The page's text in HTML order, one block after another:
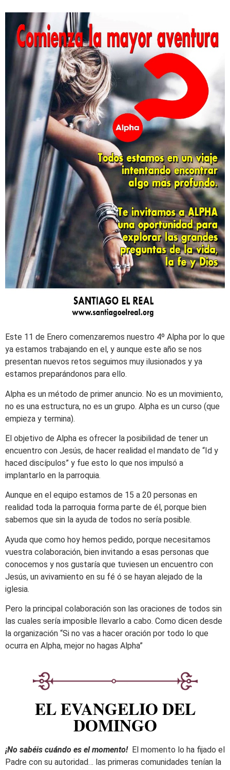
Este 11 de Enero comenzaremos nuestro 4º Alpha por lo que
ya estamos trabajando en el, y aunque este año se nos
presentan nuevos retos seguimos muy ilusionados y ya
estamos preparándonos para ello.
Alpha es un método de primer anuncio. No es un movimiento,
no es una estructura, no es un grupo. Alpha es un curso (que
empieza y termina).
El objetivo de Alpha es ofrecer la posibilidad de tener un
encuentro con Jesús, de hacer realidad el mandato de “Id y
haced discípulos” y fue esto lo que nos impulsó a
implantarlo en la parroquia.
Aunque en el equipo estamos de 15 a 20 personas en
realidad toda la parroquia forma parte de él, porque bien
sabemos que sin la ayuda de todos no sería posible.
Ayuda que como hoy hemos pedido, porque necesitamos
vuestra colaboración, bien invitando a esas personas que
conocemos y nos gustaría que tuviesen un encuentro con
Jesús, un avivamiento en su fé ó se hayan alejado de la
iglesia.
Pero la principal colaboración son las oraciones de todos sin
las cuales sería imposible llevarlo a cabo. Como dicen desde
la organización “Si no vas a hacer oración por todo lo que
ocurra en Alpha, mejor no hagas Alpha”
EL EVANGELIO DEL
DOMINGO
¡No sabéis cuándo es el momento! El momento lo ha fijado el
Padre con su autoridad… las primeras comunidades tenían la